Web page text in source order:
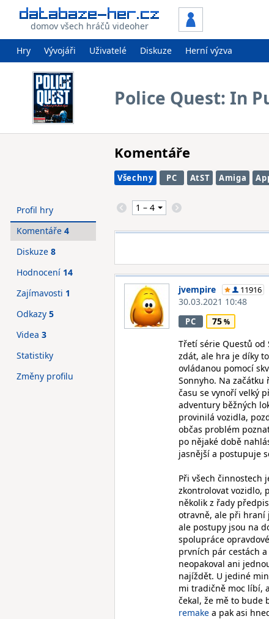
domov všech hráčů videoher
Hry Vývojáři Uživatelé Diskuze Herní výzva
Police Quest: In
Komentáře
Všechny PC AtST Amiga
jvempire 11916
30.03.2021 10:48
PC
75
Třetí série Questů
zdát, ale hra je díky
ovládanou pomocí
Sonnyho. Na
času se vynoří velký
adventury běžných
provinilá vozidla,
občas problém
po nějaké době
jasnější a postupuje
Při všech činnostech
zkontrolovat vozidlo,
několik z řady
otravně, ale při hraní
ale postupy jsou na
spolupráce
prvních pár cestách
neopakoval ani
najíždět. U jediné
mi tradičně moc líbí,
čekal, že mě to bude
remake a pak asi
Profil hry
Komentáře 4
Diskuze 8
Hodnocení 14
Zajímavosti 1
Odkazy 5
Videa 3
Statistiky
Změny profilu